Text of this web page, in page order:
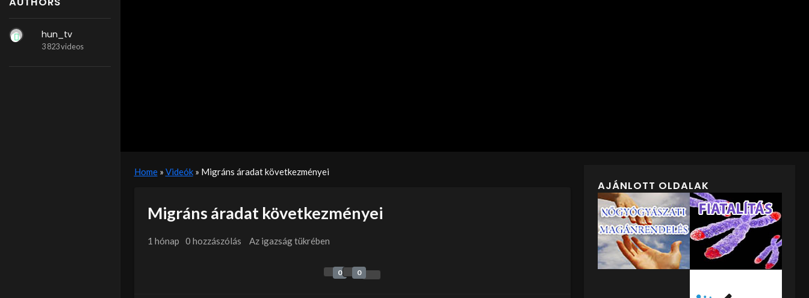
hun_tv
3 823 videos
Home» Videók» Migráns áradat következményei
Migráns áradat következményei
1 hónap 0 hozzászólás Az igazság tükrében
0 0
AJÁNLOTT OLDALAK